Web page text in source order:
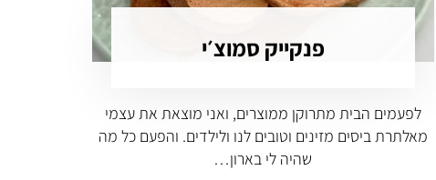
פנקייק סמוצ׳י
לפעמים הבית מתרוקן ממוצרים, ואני מוצאת את עצמי
מאלתרת ביסים מזינים וטובים לנו ולילדים. והפעם כל מה
שהיה לי בארון…